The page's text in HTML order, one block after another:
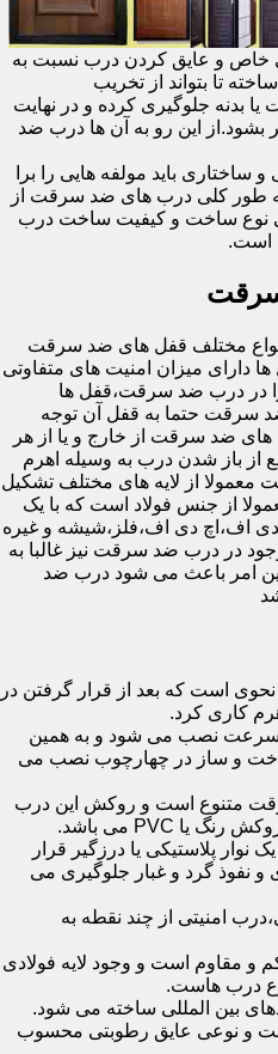
خاص و عایق کردن درب نسبت به
تا بتواند از تخریب
بدنه جلوگیری کرده و در نهایت
بشود.از این رو به آن ها درب ضد
باید مولفه هایی را برا
به طور کلی درب های ضد سرقت از
نوع ساخت و کیفیت ساخت درب
است.
مختلف قفل های ضد سرقت
دارای میزان امنیت های متفاوتی
در درب ضد سرقت،قفل ها
سرقت حتما به قفل آن توجه
های ضد سرقت از خارج و یا از هر
از باز شدن درب به وسیله اهرم
از لایه های مختلف تشکیل
از جنس فولاد است که با یک
دی اف،اچ دی اف،فلز،شیشه و غیره
در درب ضد سرقت نیز غالبا به
امر باعث می شود درب ضد
است که بعد از قرار گرفتن در
کاری کرد.
سرعت نصب می شود و به همین
و ساز در چهارچوب نصب می
متنوع است و روکش این درب
پلاستیکی یا درزگیر قرار
و نفوذ گرد و غبار جلوگیری می
امنیتی از چند نقطه به
مقاوم است و وجود لایه فولادی
درب هاست.
بین المللی ساخته می شود.
و نوعی عایق رطوبتی محسوب